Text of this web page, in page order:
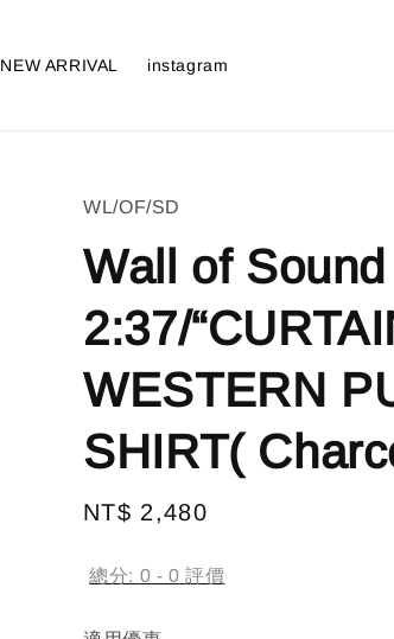
NEW ARRIVAL instagram
WL/OF/SD
Wall of Sound
2:37/
WESTERN
SHIRT(
Regular
NT$ 2,480
總分: 0 -0 評價